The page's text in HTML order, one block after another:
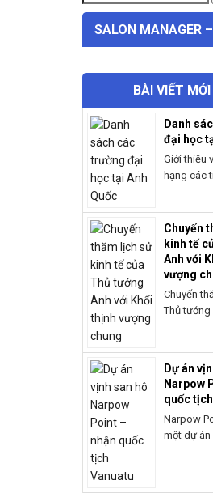
SALON MANAGER –
đại học
Giới thiệu
hạng các
kinh tế
Anh với
vượng
Chuyến
Thủ
Narpow
quốc
Narpow